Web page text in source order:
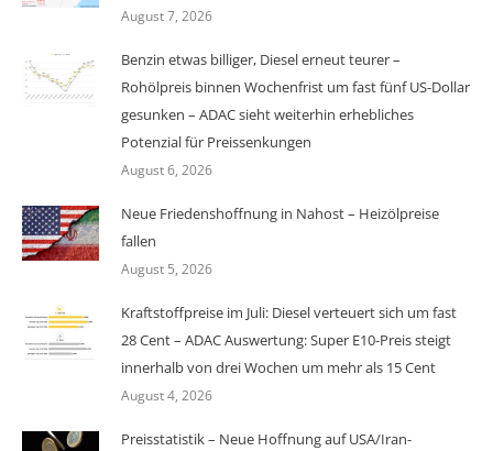
August 7, 2026
Benzin etwas billiger, Diesel erneut teurer –
Rohölpreis binnen Wochenfrist um fast fünf US-Dollar
gesunken – ADAC sieht weiterhin erhebliches
Potenzial für Preissenkungen
August 6, 2026
Neue Friedenshoffnung in Nahost – Heizölpreise
fallen
August 5, 2026
Kraftstoffpreise im Juli: Diesel verteuert sich um fast
28 Cent – ADAC Auswertung: Super E10-Preis steigt
innerhalb von drei Wochen um mehr als 15 Cent
August 4, 2026
Preisstatistik – Neue Hoffnung auf USA/Iran-